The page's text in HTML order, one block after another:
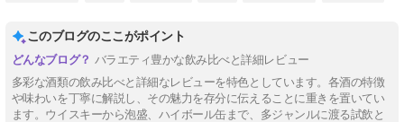
このブログのここがポイント
バラエティ豊かな飲み比べと詳細レビュー
多彩な酒類の飲み比べと詳細なレビューを特色としています。各酒の特徴
や味わいを丁寧に解説し、その魅力を存分に伝えることに重きを置いてい
ます。ウイスキーから泡盛、ハイボール缶まで、多ジャンルに渡る試飲と